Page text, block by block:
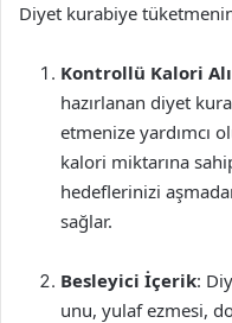
Diyet kurabiye
Kontrollü Kalori
hazırlanan diyet
etmenize yardımcı
kalori miktarına
hedeflerinizi
sağlar.
Besleyici İçerik:
unu, yulaf ezmesi,